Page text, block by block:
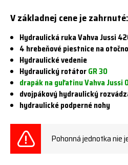
V základnej cene je zahrnuté:
Hydraulická ruka Vahva Jussi
4 hrebeňové piestnice na
Hydraulické vedenie
Hydraulický rotátorGR 30
drapák na guľatinu Vahva Jussi
dvojpákový hydraulický
hydraulické podperné nohy
Pohonná jednotka nie